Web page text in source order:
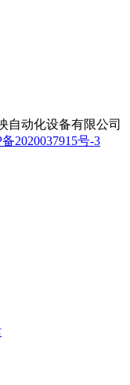
自动化设备有限公司
2020037915号-3